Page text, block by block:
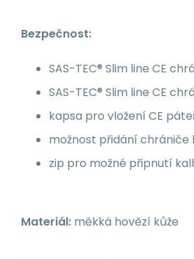
Bezpečnost:
SAS-TEC® Slim line CE
SAS-TEC® Slim line CE
kapsa pro vložení CE
možnost přidání chrániče
zip pro možné připnutí
Materiál: měkká hovězí kůže